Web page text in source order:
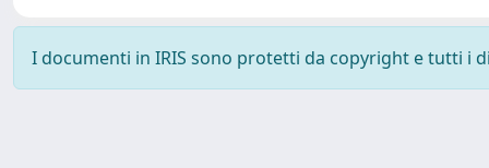
I documenti in IRIS sono protetti da copyright e tutti i